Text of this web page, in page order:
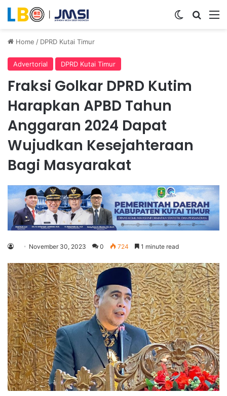
Switch skin
Home / DPRD Kutai Timur
Advertorial DPRD Kutai Timur
Fraksi Golkar DPRD Kutim
Harapkan APBD Tahun
Anggaran 2024 Dapat
Wujudkan Kesejahteraan
Bagi Masyarakat
November 30, 2023 0 724 1 minute read